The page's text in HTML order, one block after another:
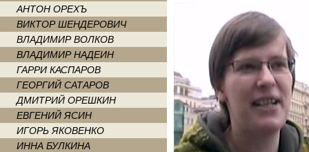
АНТОН ОРЕХЪ
ВИКТОР ШЕНДЕРОВИЧ
ВЛАДИМИР ВОЛКОВ
ВЛАДИМИР НАДЕИН
ГАРРИ КАСПАРОВ
ГЕОРГИЙ САТАРОВ
ДМИТРИЙ ОРЕШКИН
ЕВГЕНИЙ ЯСИН
ИГОРЬ ЯКОВЕНКО
ИННА БУЛКИНА